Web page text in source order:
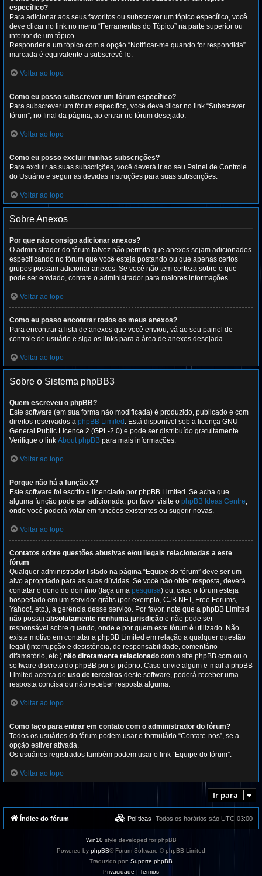
específico?
Para adicionar aos seus favoritos ou subscrever um tópico específico, você
deve clicar no link no menu “Ferramentas do Tópico” na parte superior ou
inferior de um tópico.
Responder a um tópico com a opção “Notificar-me quando for respondida”
marcada é equivalente a subscrevê-lo.
Voltar ao topo
Como eu posso subscrever um fórum específico?
Para subscrever um fórum específico, você deve clicar no link “Subscrever
fórum”, no final da página, ao entrar no fórum desejado.
Voltar ao topo
Como eu posso excluir minhas subscrições?
Para excluir as suas subscrições, você deverá ir ao seu Painel de Controle
do Usuário e seguir as devidas instruções para suas subscrições.
Voltar ao topo
Sobre Anexos
Por que não consigo adicionar anexos?
O administrador do fórum talvez não permita que anexos sejam adicionados
especificando no fórum que você esteja postando ou que apenas certos
grupos possam adicionar anexos. Se você não tem certeza sobre o que
pode ser enviado, contate o administrador para maiores informações.
Voltar ao topo
Como eu posso encontrar todos os meus anexos?
Para encontrar a lista de anexos que você enviou, vá ao seu painel de
controle do usuário e siga os links para a área de anexos desejada.
Voltar ao topo
Sobre o Sistema phpBB3
Quem escreveu o phpBB?
Este software (em sua forma não modificada) é produzido, publicado e com
direitos reservados a phpBB Limited . Está disponível sob a licença GNU
General Public Licence 2 (GPL-2.0) e pode ser distribuído gratuitamente.
Verifique o link About phpBB para mais informações.
Voltar ao topo
Porque não há a função X?
Este software foi escrito e licenciado por phpBB Limited. Se acha que
alguma função pode ser adicionada, por favor visite o phpBB Ideas Centre,
onde você poderá votar em funcões existentes ou sugerir novas.
Voltar ao topo
Contatos sobre questões abusivas e/ou ilegais relacionadas a este
fórum
Qualquer administrador listado na página “Equipe do fórum” deve ser um
alvo apropriado para as suas dúvidas. Se você não obter resposta, deverá
contatar o dono do domínio (faça uma pesquisa) ou, caso o fórum esteja
hospedado em um servidor grátis (por exemplo, CJB.NET, Free Forums,
Yahoo!, etc.), a gerência desse serviço. Por favor, note que a phpBB Limited
não possui absolutamente nenhuma jurisdição e não pode ser
responsável sobre quando, onde e por quem este fórum é utilizado. Não
existe motivo em contatar a phpBB Limited em relação a qualquer questão
legal (interrupção e desistência, de responsabilidade, comentário
difamatório, etc.) não diretamente relacionado com o site phpBB.com ou o
software discreto do phpBB por si próprio. Caso envie algum e-mail a phpBB
Limited acerca do uso de terceiros deste software, poderá receber uma
resposta concisa ou não receber resposta alguma.
Voltar ao topo
Como faço para entrar em contato com o administrador do fórum?
Todos os usuários do fórum podem usar o formulário “Contate-nos”, se a
opção estiver ativada.
Os usuários registrados também podem usar o link “Equipe do fórum”.
Voltar ao topo
Ir para
Índice do fórum Todos os horários são UTC-03:00
Políticas
Win10style developed for phpBB
Powered by phpBB® Forum Software © phpBB Limited
Traduzido por: Suporte phpBB
Privacidade | Termos